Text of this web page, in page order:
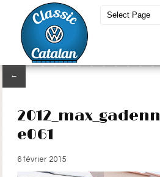
←
2012_max_gadenn
e061
6 février 2015